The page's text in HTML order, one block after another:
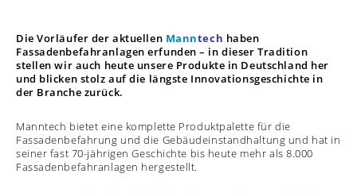
Die Vorläufer der aktuellen Manntech haben
Fassadenbefahranlagen erfunden – in dieser Tradition
stellen wir auch heute unsere Produkte in Deutschland her
und blicken stolz auf die längste Innovationsgeschichte in
der Branche zurück.
Manntech bietet eine komplette Produktpalette für die
Fassadenbefahrung und die Gebäudeinstandhaltung und hat in
seiner fast 70-jährigen Geschichte bis heute mehr als 8.000
Fassadenbefahranlagen hergestellt.